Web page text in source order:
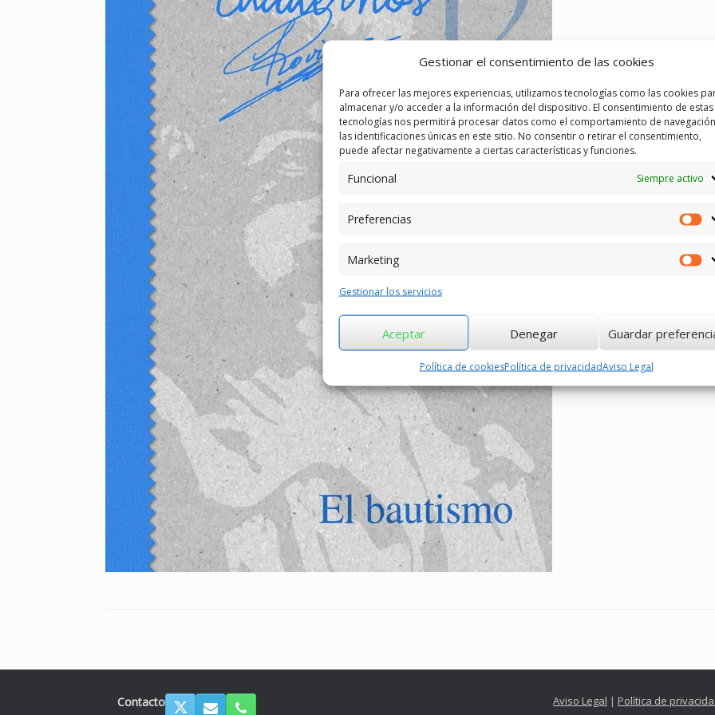
Gestionar el consentimiento de las cookies
Para ofrecer las mejores experiencias, utilizamos tecnologías como las cookies
almacenar y/o acceder a la información del dispositivo. El consentimiento de estas
tecnologías nos permitirá procesar datos como el comportamiento de
las identificaciones únicas en este sitio. No consentir o retirar el consentimiento,
puede afectar negativamente a ciertas características y funciones.
Funcional Siempre activo
Preferencias
Marketing
Gestionar los servicios
Aceptar Denegar Guardar
Política de cookiesPolítica de privacidadAviso Legal
Contacto Aviso Legal | Política de